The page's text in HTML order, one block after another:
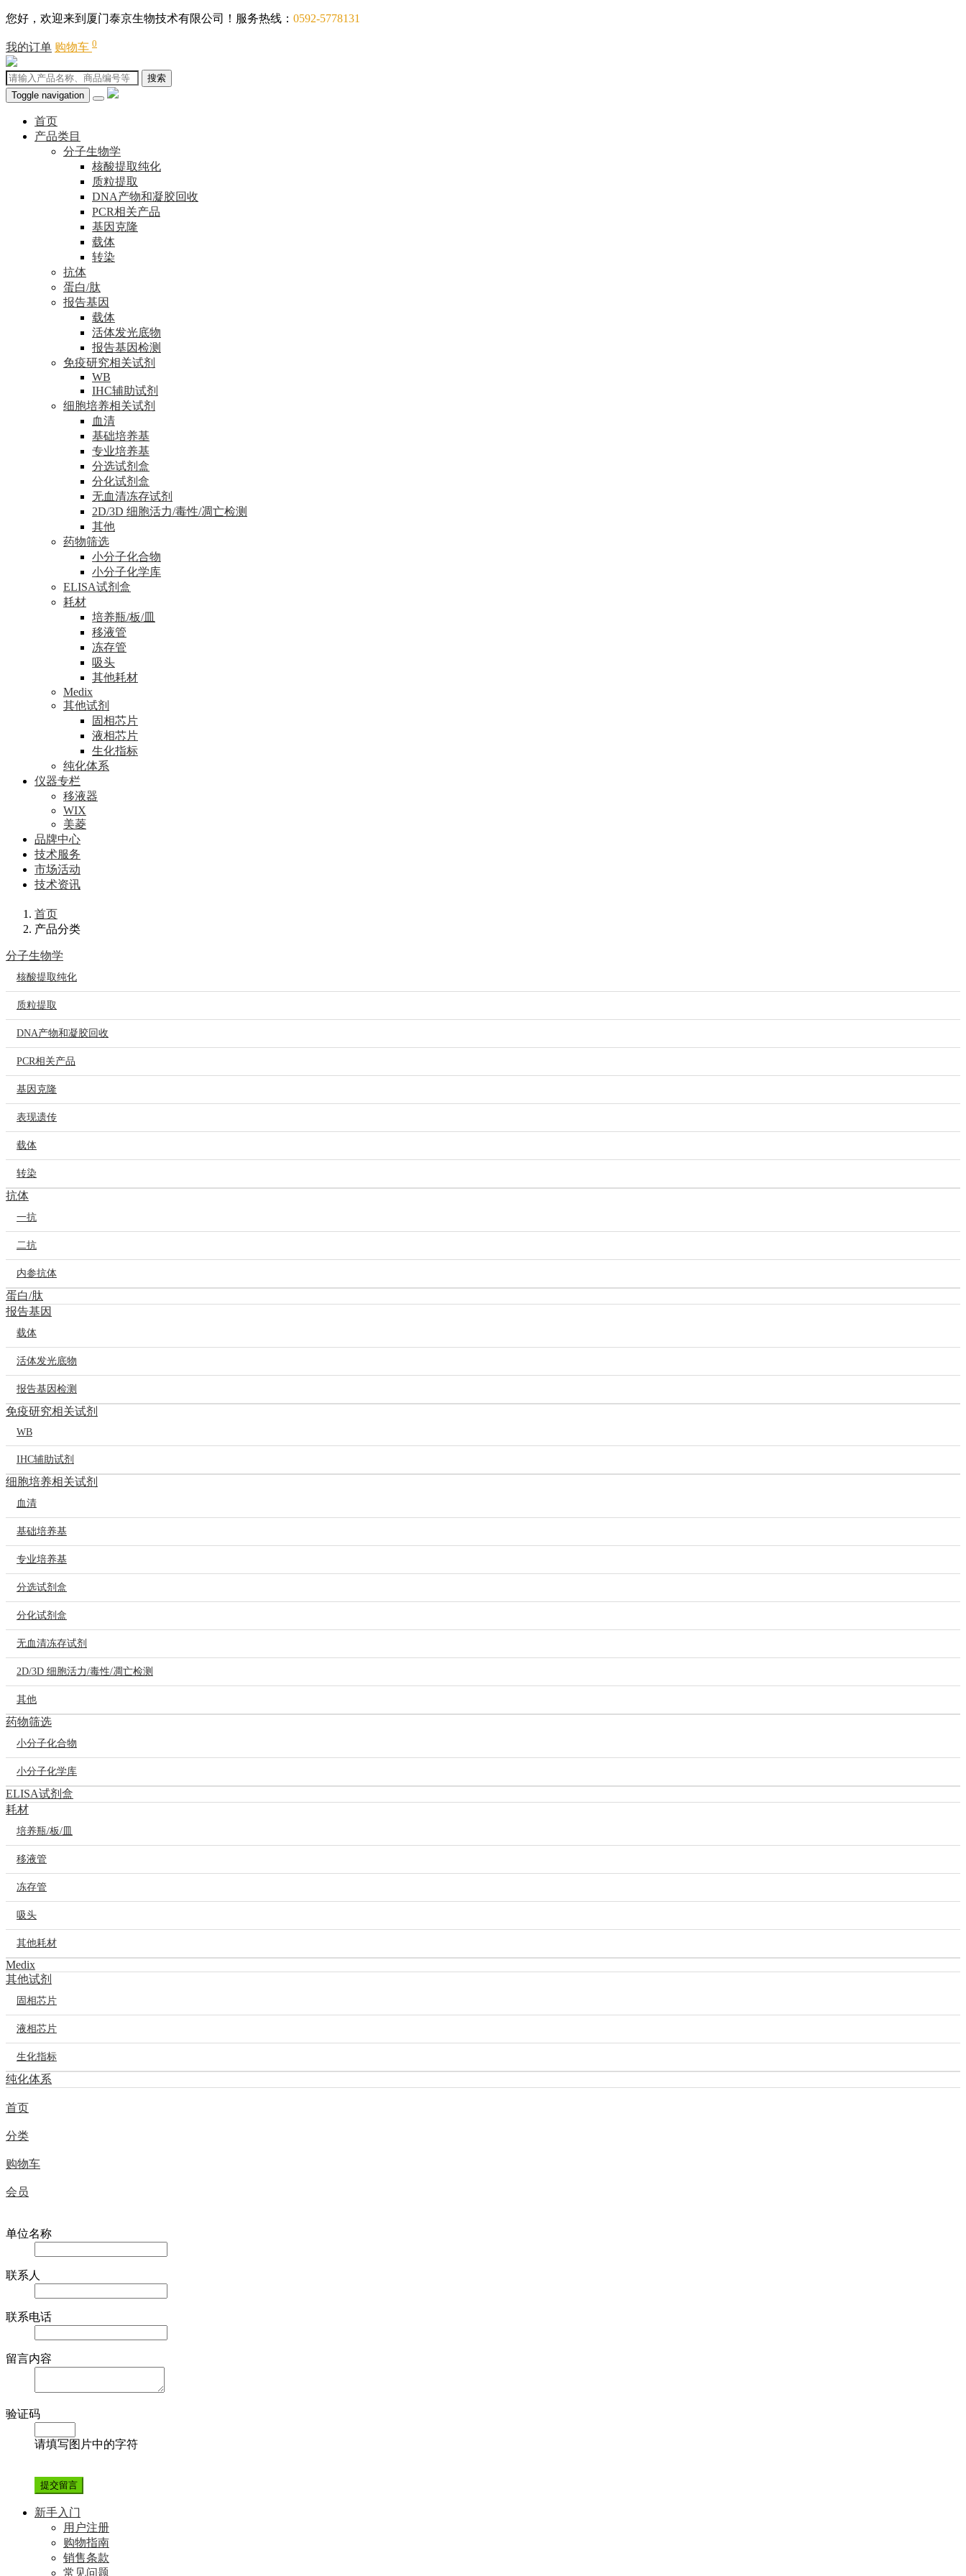
您好，欢迎来到厦门泰京生物技术有限公司！服务热线： 0592-5778131
我的订单 购物车 0
搜索
Toggle navigation
首页
产品类目
分子生物学
核酸提取纯化
质粒提取
DNA产物和凝胶回收
PCR相关产品
基因克隆
载体
转染
抗体
蛋白/肽
报告基因
载体
活体发光底物
报告基因检测
免疫研究相关试剂
WB
IHC辅助试剂
细胞培养相关试剂
血清
基础培养基
专业培养基
分选试剂盒
分化试剂盒
无血清冻存试剂
2D/3D 细胞活力/毒性/凋亡检测
其他
药物筛选
小分子化合物
小分子化学库
ELISA试剂盒
耗材
培养瓶/板/皿
移液管
冻存管
吸头
其他耗材
Medix
其他试剂
固相芯片
液相芯片
生化指标
纯化体系
仪器专栏
移液器
WIX
美菱
品牌中心
技术服务
市场活动
技术资讯
首页
产品分类
分子生物学
核酸提取纯化
质粒提取
DNA产物和凝胶回收
PCR相关产品
基因克隆
表现遗传
载体
转染
抗体
一抗
二抗
内参抗体
蛋白/肽
报告基因
载体
活体发光底物
报告基因检测
免疫研究相关试剂
WB
IHC辅助试剂
细胞培养相关试剂
血清
基础培养基
专业培养基
分选试剂盒
分化试剂盒
无血清冻存试剂
2D/3D 细胞活力/毒性/凋亡检测
其他
药物筛选
小分子化合物
小分子化学库
ELISA试剂盒
耗材
培养瓶/板/皿
移液管
冻存管
吸头
其他耗材
Medix
其他试剂
固相芯片
液相芯片
生化指标
纯化体系
首页
分类
购物车
会员
单位名称
联系人
联系电话
留言内容
验证码
请填写图片中的字符
新手入门
用户注册
购物指南
销售条款
常见问题